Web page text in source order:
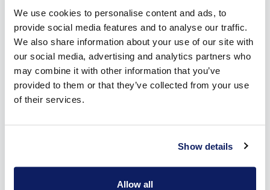
We use cookies to personalise content and ads, to
provide social media features and to analyse our traffic.
We also share information about your use of our site with
our social media, advertising and analytics partners who
may combine it with other information that you’ve
provided to them or that they’ve collected from your use
of their services.
Show details
Allow all
AFSPRAAK IN DE WILMS
SHOWROOM IN
MEERHOUT
11.05.2020
Een afspraak maken doe je bij voorkeurin drie snelle stappen
via dit handige webformulier . Je kan meteen datum en uur van